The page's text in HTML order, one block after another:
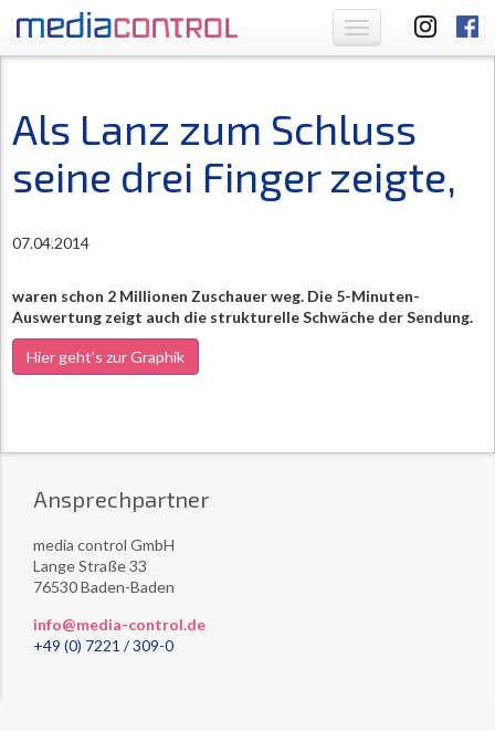
Toggle
navigation
Als Lanz zum Schluss
seine drei Finger zeigte,
07.04.2014
waren schon 2 Millionen Zuschauer weg. Die 5-Minuten-
Auswertung zeigt auch die strukturelle Schwäche der Sendung.
Hier geht's zur Graphik
Ansprechpartner
media control GmbH
Lange Straße 33
76530 Baden-Baden
info@media-control.de
+49 (0) 7221 / 309-0